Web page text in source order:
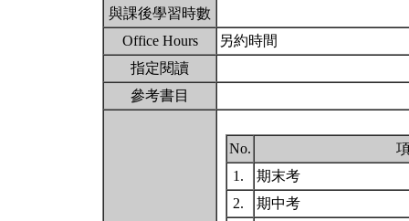
與課後學習時數
Office Hours
另約時間
指定閱讀
參考書目
No.
1.
期末考
2.
期中考